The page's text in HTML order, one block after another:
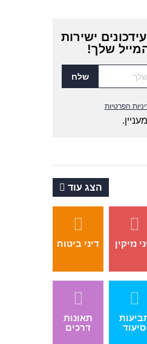
ישירות
שלך!
הפרטיות
הצג עוד
נזיקין דיני ביטוח
סיעוד
תאונות
דרכים